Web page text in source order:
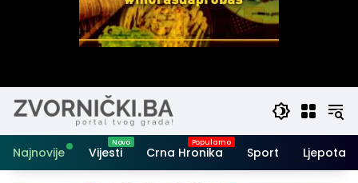
Najnovije Vijesti Crna Hronika Sport Ljepota i